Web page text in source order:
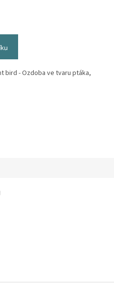
bird - Ozdoba ve tvaru ptáka,